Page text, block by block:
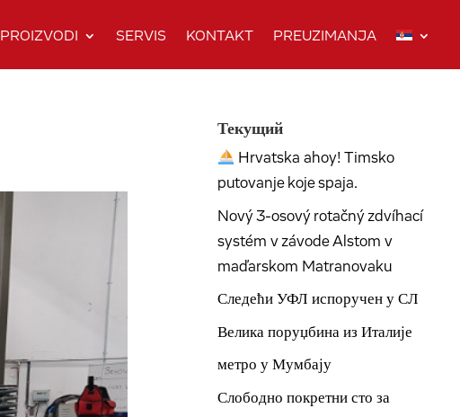
PROIZVODI SERVIS KONTAKT PREUZIMANJA
Текущий
Hrvatska ahoy! Timsko
putovanje koje spaja.
Nový 3-osový rotačný zdvíhací
systém v závode Alstom v
maďarskom Matranovaku
Следећи УФЛ испоручен у СЛ
Велика поруџбина из Италије
метро у Мумбају
Слободно покретни сто за